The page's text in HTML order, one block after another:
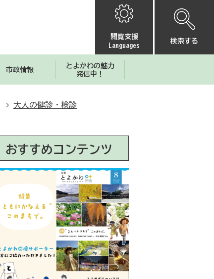
閲覧支援
Languages
検索する
市政情報
とよかわの魅力
発信中！
大人の健診・検診
おすすめコンテンツ